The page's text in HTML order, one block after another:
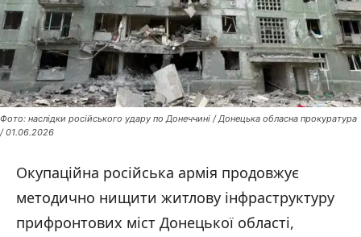
Фото: наслідки російського удару по Донеччині / Донецька обласна прокуратура
/ 01.06.2026
Окупаційна російська армія продовжує
методично нищити житлову інфраструктуру
прифронтових міст Донецької області,